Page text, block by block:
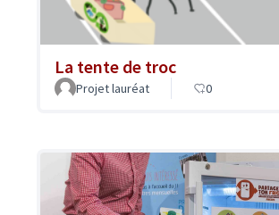
La tente de troc
Projet lauréat 0